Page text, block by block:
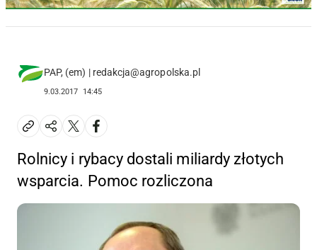
PAP, (em) | redakcja@agropolska.pl
9.03.2017 14:45
Rolnicy i rybacy dostali miliardy złotych
wsparcia. Pomoc rozliczona